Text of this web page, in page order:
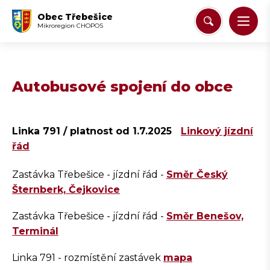
Obec Třebešice
Mikroregion CHOPOS
Autobusové spojení do obce
Linka 791 / platnost od 1.7.2025
Linkový jízdní
řád
Zastávka Třebešice - jízdní řád - Směr Český
Šternberk, Čejkovice
Zastávka Třebešice - jízdní řád - Směr Benešov,
Terminál
Linka 791 - rozmístění zastávek mapa